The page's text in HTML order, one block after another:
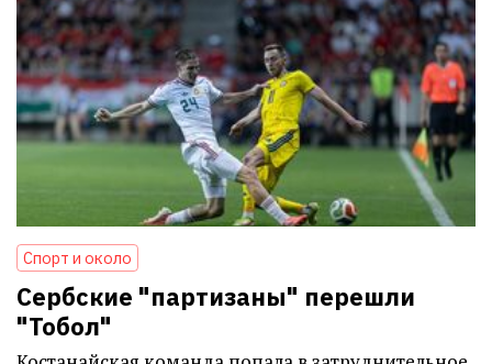
Спорт и около
Сербские "партизаны" перешли
"Тобол"